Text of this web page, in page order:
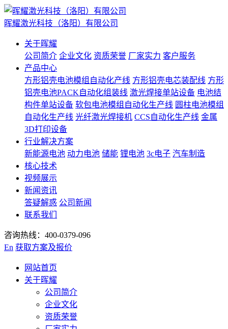
晖耀激光科技（洛阳）有限公司
关于晖耀
公司简介 企业文化 资质荣誉 厂家实力 客户服务
产品中心
方形铝壳电池模组自动化产线 方形铝壳电芯装配线 方形
铝壳电池PACK自动化组装线 激光焊接单站设备 电池结
构件单站设备 软包电池模组自动化生产线 圆柱电池模组
自动化生产线 光纤激光焊接机 CCS自动化生产线 金属
3D打印设备
行业解决方案
新能源电池 动力电池 储能 锂电池 3c电子 汽车制造
核心技术
视频展示
新闻资讯
答疑解惑 公司新闻
联系我们
咨询热线：400-0379-096
En 获取方案及报价
网站首页
关于晖耀
公司简介
企业文化
资质荣誉